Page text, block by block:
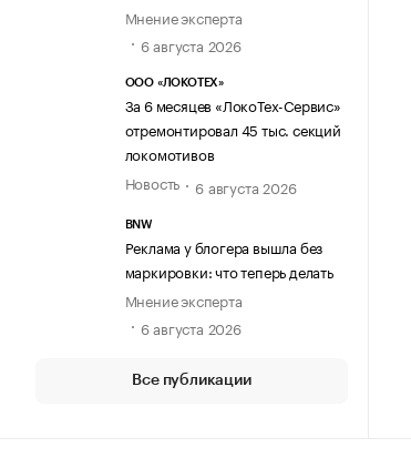
Мнение эксперта
6 августа 2026
ООО «ЛОКОТЕХ»
За 6 месяцев «ЛокоТех-Сервис»
отремонтировал 45 тыс. секций
локомотивов
Новость
6 августа 2026
BNW
Реклама у блогера вышла без
маркировки: что теперь делать
Мнение эксперта
6 августа 2026
Все публикации